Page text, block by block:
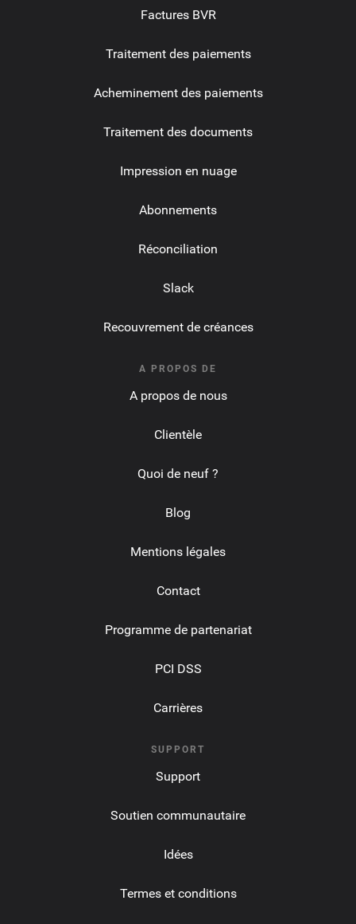
Factures BVR
Traitement des paiements
Acheminement des paiements
Traitement des documents
Impression en nuage
Abonnements
Réconciliation
Slack
Recouvrement de créances
A PROPOS DE
A propos de nous
Clientèle
Quoi de neuf ?
Blog
Mentions légales
Contact
Programme de partenariat
PCI DSS
Carrières
SUPPORT
Support
Soutien communautaire
Idées
Termes et conditions